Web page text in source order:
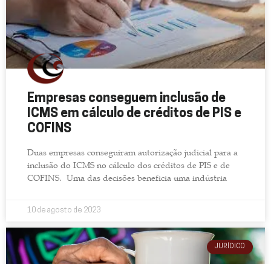
Empresas conseguem inclusão de
ICMS em cálculo de créditos de PIS e
COFINS
Duas empresas conseguiram autorização judicial para a
inclusão do ICMS no cálculo dos créditos de PIS e de
COFINS. Uma das decisões beneficia uma indústria
10 de agosto de 2023
JURÍDICO